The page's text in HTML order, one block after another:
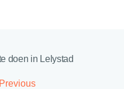
doen in Lelystad
Previous